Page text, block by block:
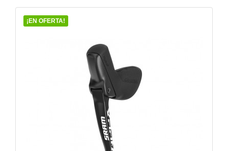
¡EN OFERTA!
VISTA RÁPIDA